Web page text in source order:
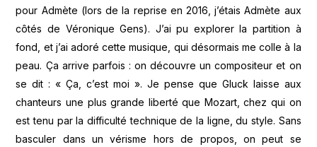
pour Admète (lors de la reprise en 2016, j’étais Admète aux
côtés de Véronique Gens). J’ai pu explorer la partition à
fond, et j’ai adoré cette musique, qui désormais me colle à la
peau. Ça arrive parfois : on découvre un compositeur et on
se dit : « Ça, c’est moi ». Je pense que Gluck laisse aux
chanteurs une plus grande liberté que Mozart, chez qui on
est tenu par la difficulté technique de la ligne, du style. Sans
basculer dans un vérisme hors de propos, on peut se